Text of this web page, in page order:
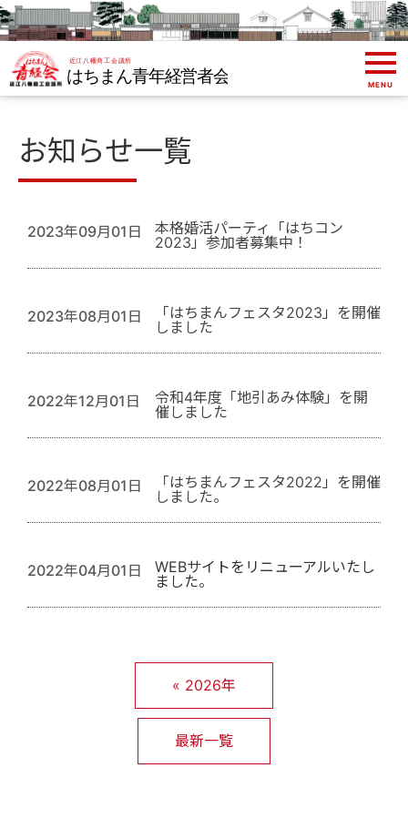
MENU
お知らせ一覧
2023年09月01日
本格婚活パーティ「はちコン
2023」参加者募集中！
2023年08月01日
「はちまんフェスタ2023」を開催
しました
2022年12月01日
令和4年度「地引あみ体験」を開
催しました
2022年08月01日
「はちまんフェスタ2022」を開催
しました。
2022年04月01日
WEBサイトをリニューアルいたし
ました。
« 2026年
最新一覧